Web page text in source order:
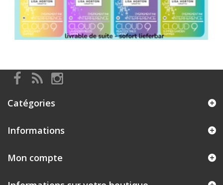
Catégories
Informations
Mon compte